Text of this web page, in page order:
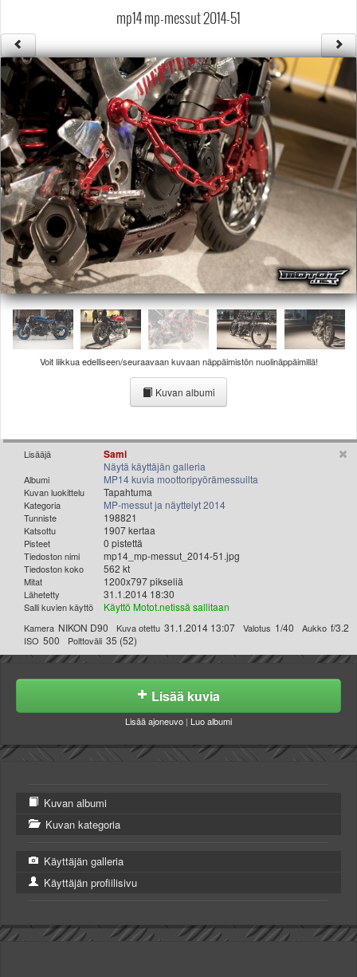
Uudet ajoneuvot
Uudet kuvat
Uudet videot
Uudet kommentit
MYYDÄÄN
Haku
Ohjeet
Ajoneuvot
Osat
TIETOPANKKI
TAPAHTUMAT
MP15 kuvia
MP14 kuvia
MP13 kuvia
ACS 2015 kuvia
Lisää uusi tapahtuma
UUTISET
SÄÄ
Valitse paikkakunta
Oulun sää
Kuopion sää
Rovaniemen sää
MUUT
VIP-jäsenyys
Paidat ja vaatteet
Suunnittele oma paita
Mainostus
Palaute
Kevytversio
mp14 mp-messut 2014-51
Voit liikkua edelliseen/seuraavaan kuvaan näppäimistön nuolinäppäimillä!
Kuvan albumi
Lisääjä Sami
Näytä käyttäjän galleria
Albumi MP14 kuvia moottoripyörämessuilta
Kuvan luokittelu Tapahtuma
Kategoria MP-messut ja näyttelyt 2014
Tunniste 198821
Katsottu 1907 kertaa
Pisteet 0 pistettä
Tiedoston nimi mp14_mp-messut_2014-51.jpg
Tiedoston koko 562 kt
Mitat 1200x797 pikseliä
Lähetetty 31.1.2014 18:30
Salli kuvien käyttö Käyttö Motot.netissä sallitaan
Kamera NIKON D90 Kuva otettu 31.1.2014 13:07 Valotus 1/40 Aukko f/3.2
ISO 500 Polttoväli 35 (52)
Lisää kuvia
Lisää ajoneuvo | Luo albumi
Kuvan albumi
Kuvan kategoria
Käyttäjän galleria
Käyttäjän profiilisivu